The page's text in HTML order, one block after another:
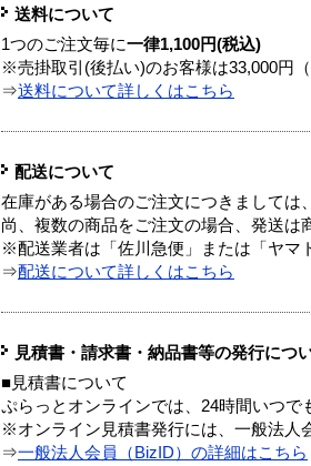
送料について
1つのご注文毎に一律1,100円(税込)
※売掛取引(後払い)のお客様は33,000円
⇒送料について詳しくはこちら
配送について
在庫がある場合のご注文につきましては
尚、複数の商品をご注文の場合、発送は
※配送業者は「佐川急便」または「ヤマ
⇒配送について詳しくはこちら
見積書・請求書・納品書等の発行につ
■見積書について
ぷらっとオンラインでは、24時間いつで
※オンライン見積書発行には、一般法人
⇒一般法人会員（BizID）の詳細はこちら